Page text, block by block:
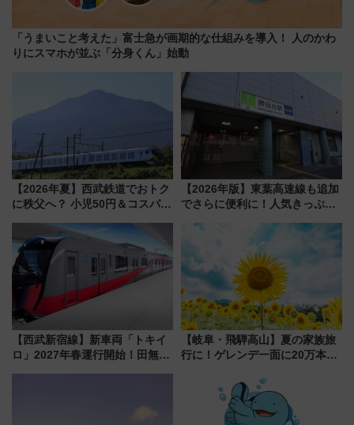
「うまいこと考えた」富士急が画期的な仕組みを導入！ 人のかわ
りにスマホが並ぶ「分身くん」始動
【2026年夏】西武鉄道でおトク
に秩父へ？ 小児50円＆コスパ最
族旅行！ 深夜の正丸トンネル探
検や特急ラビューも
【2026年版】東葉高速線も追加
でさらに便利に！人気きっぷ
今年も発売 秋・早春に千葉県を
巡るなら使い勝手・コスパ抜群
【西武新宿線】新車両「トキイ
ロ」2027年春運行開始！田無・
【岐阜・飛騨高山】夏の家族旅
行に！ゲレンデ一面に20万本の
アひまわり園」開園